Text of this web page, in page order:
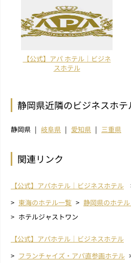
【公式】アパ ホテル｜ビジネ
スホテル
静岡県近隣のビジネスホテ
静岡県 岐阜県 愛知県 三重県
関連リンク
【公式】アパホテル｜ビジネスホテル
東海のホテル一覧
静岡県のホテ
ホテルジャストワン
【公式】アパホテル｜ビジネスホテル
フランチャイズ・アパ直参画ホテル